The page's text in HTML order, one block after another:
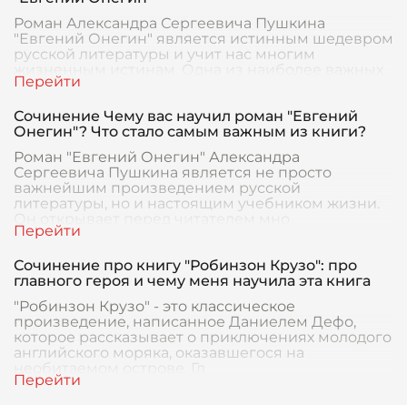
Роман Александра Сергеевича Пушкина
"Евгений Онегин" является истинным шедевром
русской литературы и учит нас многим
жизненным истинам. Одна из наиболее важных
тем произведения – э
Сочинение Чему вас научил роман "Евгений
Онегин"? Что стало самым важным из книги?
Роман "Евгений Онегин" Александра
Сергеевича Пушкина является не просто
важнейшим произведением русской
литературы, но и настоящим учебником жизни.
Он открывает перед читателем мно
Сочинение про книгу "Робинзон Крузо": про
главного героя и чему меня научила эта книга
"Робинзон Крузо" - это классическое
произведение, написанное Даниелем Дефо,
которое рассказывает о приключениях молодого
английского моряка, оказавшегося на
необитаемом острове. Гл